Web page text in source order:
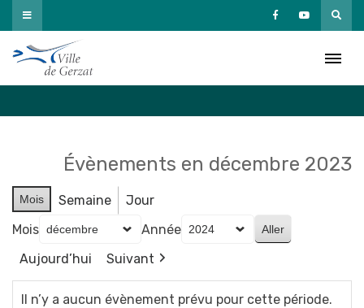
Passer
au
contenu
Évènements en décembre 2023
Mois Semaine
Jour
Mois
Année
Aujourd’hui
Suivant
Il n’y a aucun évènement prévu pour cette période.